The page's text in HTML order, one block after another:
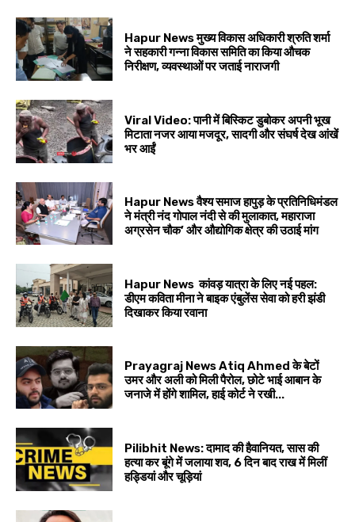
Hapur News मुख्य विकास अधिकारी श्रुति शर्मा
ने सहकारी गन्ना विकास समिति का किया औचक
निरीक्षण, व्यवस्थाओं पर जताई नाराजगी
Viral Video: पानी में बिस्किट डुबोकर अपनी भूख
मिटाता नजर आया मजदूर, सादगी और संघर्ष देख आंखें
भर आईं
Hapur News वैश्य समाज हापुड़ के प्रतिनिधिमंडल
ने मंत्री नंद गोपाल नंदी से की मुलाकात, महाराजा
अग्रसेन चौक’ और औद्योगिक क्षेत्र की उठाई मांग
Hapur News कांवड़ यात्रा के लिए नई पहल:
डीएम कविता मीना ने बाइक एंबुलेंस सेवा को हरी झंडी
दिखाकर किया रवाना
Prayagraj News Atiq Ahmed के बेटों
उमर और अली को मिली पैरोल, छोटे भाई आबान के
जनाजे में होंगे शामिल, हाई कोर्ट ने रखी...
Pilibhit News: दामाद की हैवानियत, सास की
हत्या कर बूंगे में जलाया शव, 6 दिन बाद राख में मिलीं
हड्डियां और चूड़ियां